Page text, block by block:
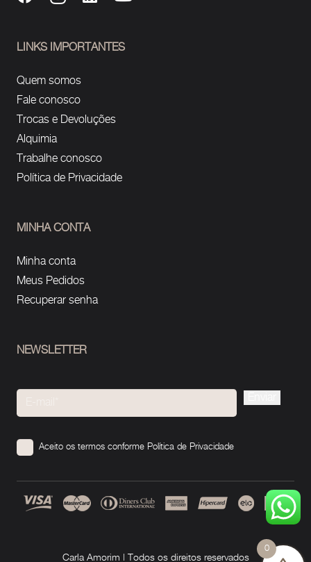
LINKS IMPORTANTES
Quem somos
Fale conosco
Trocas e Devoluções
Alquimia
Trabalhe conosco
Política de Privacidade
MINHA CONTA
Minha conta
Meus Pedidos
Recuperar senha
NEWSLETTER
Aceito os termos conforme Política de Privacidade
Carla Amorim | Todos os direitos reservados
0